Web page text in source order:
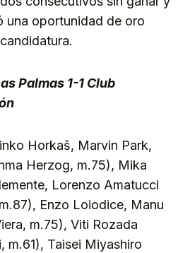
una oportunidad de oro
Palmas 1-1 Club
Horkaš, Marvin Park,
Herzog, m.75), Mika
Lorenzo Amatucci
Enzo Loiodice, Manu
m.75), Viti Rozada
m.61), Taisei Miyashiro